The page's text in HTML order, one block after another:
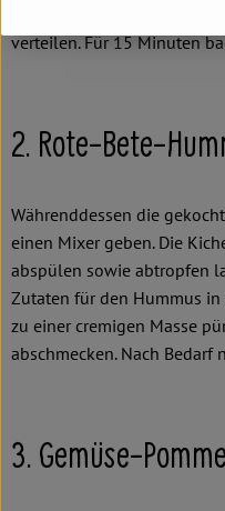
verteilen. Für 15 Minuten
2. Rote-Bete-
Währenddessen die
einen Mixer geben. Die
abspülen sowie abtropfen
Zutaten für den Hummus
zu einer cremigen Masse
abschmecken. Nach Bedarf
3. Gemüse-